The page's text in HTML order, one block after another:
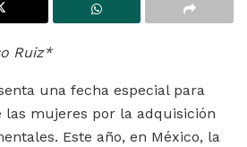
Ruiz*
una fecha especial para
mujeres por la adquisición
Este año, en México, la